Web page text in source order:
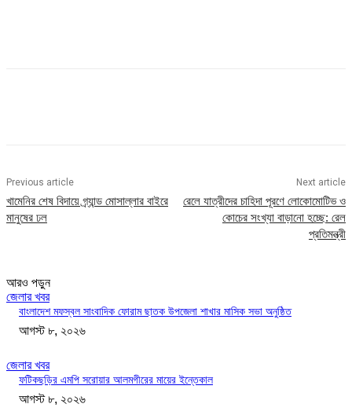
Previous article
খামেনির শেষ বিদায়ে গ্র্যান্ড মোসাল্লার বাইরে
মানুষের ঢল
Next article
রেলে যাত্রীদের চাহিদা পূরণে লোকোমোটিভ ও
কোচের সংখ্যা বাড়ানো হচ্ছে: রেল
প্রতিমন্ত্রী
আরও পড়ুন
জেলার খবর
বাংলাদেশ মফস্বল সাংবাদিক ফোরাম ছাতক উপজেলা শাখার মাসিক সভা অনুষ্ঠিত
আগস্ট ৮, ২০২৬
জেলার খবর
ফটিকছড়ির এমপি সরোয়ার আলমগীরের মায়ের ইন্তেকাল
আগস্ট ৮, ২০২৬